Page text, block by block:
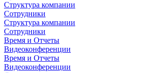
Структура компании
Сотрудники
Структура компании
Сотрудники
Время и Отчеты
Видеоконференции
Время и Отчеты
Видеоконференции